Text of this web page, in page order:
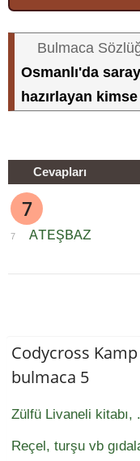
Bulmaca
Osmanlı'da
hazırlayan kimse
Cevapları
7
7 ATEŞBAZ
Codycross
bulmaca 5
Zülfü Livaneli kitabı,
Reçel, turşu vb